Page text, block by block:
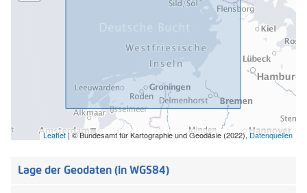
for the years 2015-2022. Data are distributed on
regular 10 m grids as GeoTIFFs. A table in CSV-format
with the grain size distribution and the coordinates for
download is located under references (in German:
"Verweise und Downloads").
Leaflet|© Bundesamt für Kartographie und Geodäsie (2022), Datenquellen
Lage der Geodaten (in WGS84)